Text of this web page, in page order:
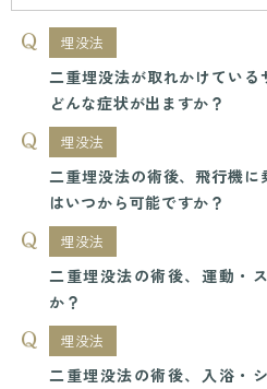
埋没法
二重埋没法が取れかけている
どんな症状が出ますか？
埋没法
二重埋没法の術後、飛行機
はいつから可能ですか？
埋没法
二重埋没法の術後、運動・
か？
埋没法
二重埋没法の術後、入浴・